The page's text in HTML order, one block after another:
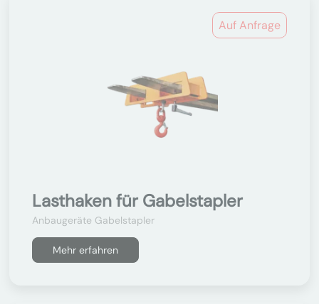
Auf Anfrage
Lasthaken für Gabelstapler
Anbaugeräte Gabelstapler
Mehr erfahren